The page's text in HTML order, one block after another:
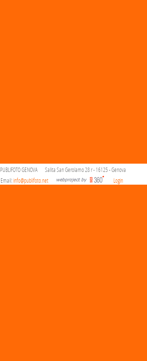
PUBLIFOTO GENOVA
Salita San Gerolamo 28 r - 16125 - Genova
Email:info@publifoto.net Login